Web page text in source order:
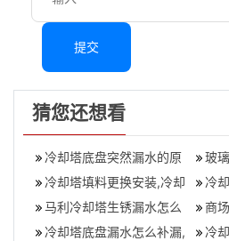
提交
猜您还想看
冷却塔底盘突然漏水的原
因在哪里(冷却塔制冷的决
定因素)
玻
原
方法
冷却塔填料更换安装,冷却
塔清洗方法步骤流程
冷
装
安
马利冷却塔生锈漏水怎么
办,冷却塔底盘生锈处理
商
有
冷却塔底盘漏水怎么补漏,
冷